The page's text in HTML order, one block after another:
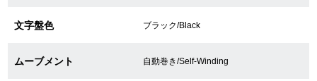
店舗取り寄せサービス
文字盤色 ブラック/Black
ムーブメント 自動巻き/Self-Winding